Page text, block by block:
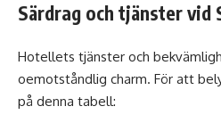
Särdrag och tjänster vid
Hotellets tjänster och
oemotståndlig charm. För att
på denna tabell: